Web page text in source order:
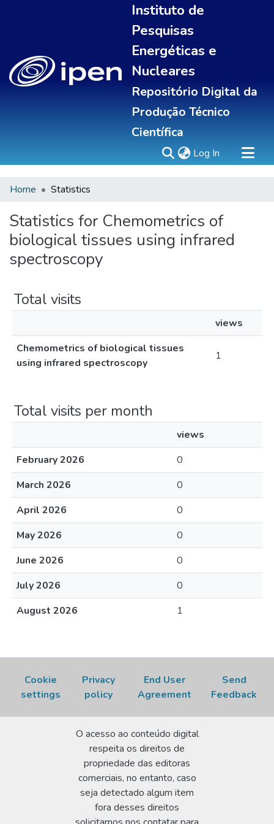
Instituto de
Pesquisas
Energéticas e
Nucleares
Repositório Digital da
Produção Técnico
Científica
Log In (current)
Sobre
Portal do pesquisador
Communities & Collections
All of DSpace
Statistics
Home Statistics
Statistics for Chemometrics of
biological tissues using infrared
spectroscopy
Total visits
views
Chemometrics of biological tissues
using infrared spectroscopy
1
Total visits per month
views
February 2026
0
March 2026
0
April 2026
0
May 2026
0
June 2026
0
July 2026
0
August 2026
1
Cookie
settings
Privacy
policy
End User
Agreement
Send
Feedback
O acesso ao conteúdo digital
respeita os direitos de
propriedade das editoras
comerciais, no entanto, caso
seja detectado algum item
fora desses direitos